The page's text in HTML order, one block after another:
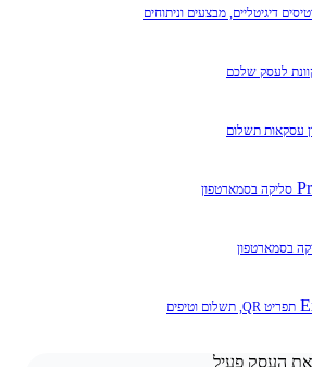
דיגיטליים, מבצעים וניתוחים
לעסק שלכם
עסקאות תשלום
סליקה בסמארטפון
בסמארטפון
תפריט QR, תשלום וטיפים